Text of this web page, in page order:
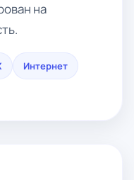
на
Интернет